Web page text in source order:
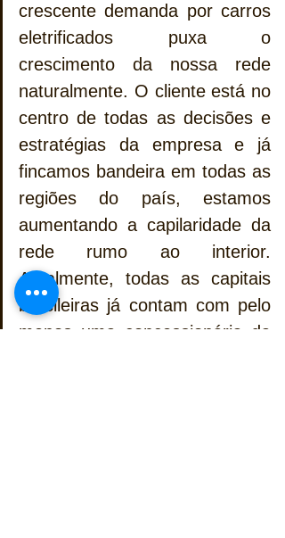
crescente demanda por carros
eletrificados puxa o
crescimento da nossa rede
naturalmente. O cliente está no
centro de todas as decisões e
estratégias da empresa e já
fincamos bandeira em todas as
regiões do país, estamos
aumentando a capilaridade da
rede rumo ao interior.
Atualmente, todas as capitais
brasileiras já contam com pelo
menos uma concessionária da